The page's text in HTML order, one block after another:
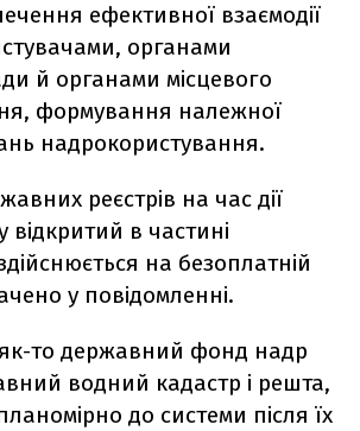
ефективної взаємодії
органами
й органами місцевого
формування належної
надрокористування.
реєстрів на час дії
відкритий в частині
на безоплатній
у повідомленні.
як-то державний фонд надр
водний кадастр і решта,
до системи після їх